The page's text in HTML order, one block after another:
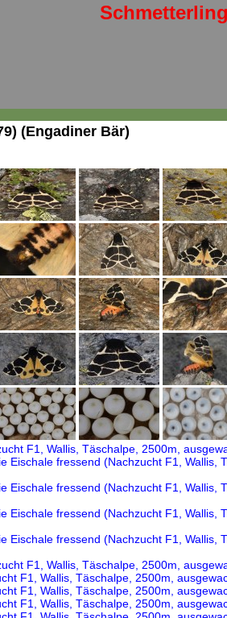
(Engadiner Bär)